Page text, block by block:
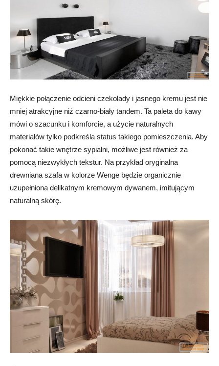
Miękkie połączenie odcieni czekolady i jasnego kremu jest nie
mniej atrakcyjne niż czarno-biały tandem. Ta paleta do kawy
mówi o szacunku i komforcie, a użycie naturalnych
materiałów tylko podkreśla status takiego pomieszczenia. Aby
pokonać takie wnętrze sypialni, możliwe jest również za
pomocą niezwykłych tekstur. Na przykład oryginalna
drewniana szafa w kolorze Wenge będzie organicznie
uzupełniona delikatnym kremowym dywanem, imitującym
naturalną skórę.